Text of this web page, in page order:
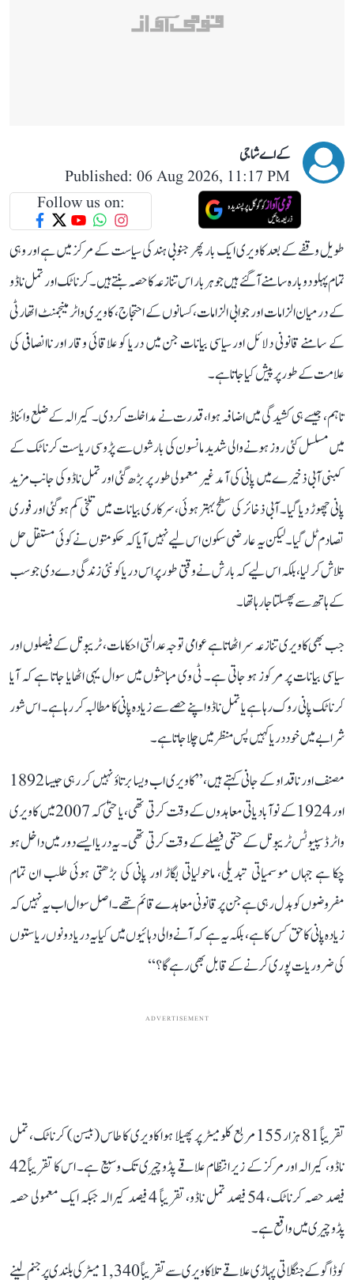
کے اے شاجی
Published: 06 Aug 2026, 11:17 PM
Follow us on:
طویل وقفے کے بعد کاویری ایک بار پھر جنوبی ہند کی سیاست کے مرکز میں ہے اور وہی
تمام پہلو دوبارہ سامنے آ گئے ہیں جو ہر بار اس تنازعہ کا حصہ بنتے ہیں۔ کرناٹک اور تمل ناڈو
کے درمیان الزامات اور جوابی الزامات، کسانوں کے احتجاج، کاویری واٹر مینجمنٹ اتھارٹی
کے سامنے قانونی دلائل اور سیاسی بیانات جن میں دریا کو علاقائی وقار اور ناانصافی کی
علامت کے طور پر پیش کیا جاتا ہے۔
تاہم، جیسے ہی کشیدگی میں اضافہ ہوا، قدرت نے مداخلت کر دی۔ کیرالہ کے ضلع وائناڈ
میں مسلسل کئی روز ہونے والی شدید مانسون کی بارشوں سے پڑوسی ریاست کرناٹک کے
کبنی آبی ذخیرے میں پانی کی آمد غیر معمولی طور پر بڑھ گئی اور تمل ناڈو کی جانب مزید
پانی چھوڑ دیا گیا۔ آبی ذخائر کی سطح بہتر ہوئی، سرکاری بیانات میں تلخی کم ہو گئی اور فوری
تصادم ٹل گیا۔ لیکن یہ عارضی سکون اس لیے نہیں آیا کہ حکومتوں نے کوئی مستقل حل
تلاش کر لیا، بلکہ اس لیے کہ بارش نے وقتی طور پر اس دریا کو نئی زندگی دے دی جو سب
کے ہاتھ سے پھسلتا جا رہا تھا۔
جب بھی کاویری تنازعہ سر اٹھاتا ہے عوامی توجہ عدالتی احکامات، ٹریبونل کے فیصلوں اور
سیاسی بیانات پر مرکوز ہو جاتی ہے۔ ٹی وی مباحثوں میں سوال یہی اٹھایا جاتا ہے کہ آیا
کرناٹک پانی روک رہا ہے یا تمل ناڈو اپنے حصے سے زیادہ پانی کا مطالبہ کر رہا ہے۔ اس شور
شرابے میں خود دریا کہیں پس منظر میں چلا جاتا ہے۔
مصنف اور ناقد او کے جانی کہتے ہیں، ’’کاویری اب ویسا برتاؤ نہیں کر رہی جیسا 1892
اور 1924 کے نوآبادیاتی معاہدوں کے وقت کرتی تھی، یا حتیٰ کہ 2007 میں کاویری
واٹر ڈسپیوٹس ٹریبونل کے حتمی فیصلے کے وقت کرتی تھی۔ یہ دریا ایسے دور میں داخل ہو
چکا ہے جہاں موسمیاتی تبدیلی، ماحولیاتی بگاڑ اور پانی کی بڑھتی ہوئی طلب ان تمام
مفروضوں کو بدل رہی ہے جن پر قانونی معاہدے قائم تھے۔ اصل سوال اب یہ نہیں کہ
زیادہ پانی کا حق کس کا ہے، بلکہ یہ ہے کہ آنے والی دہائیوں میں کیا یہ دریا دونوں ریاستوں
کی ضروریات پوری کرنے کے قابل بھی رہے گا؟‘‘
ADVERTISEMENT
تقریباً 81 ہزار 155 مربع کلومیٹر پر پھیلا ہوا کاویری کا طاس (بیسن) کرناٹک، تمل
ناڈو، کیرالہ اور مرکز کے زیر انتظام علاقے پڈوچیری تک وسیع ہے۔ اس کا تقریباً 42
فیصد حصہ کرناٹک، 54 فیصد تمل ناڈو، تقریباً 4 فیصد کیرالہ جبکہ ایک معمولی حصہ
پڈوچیری میں واقع ہے۔
کوڈاگو کے جنگلاتی پہاڑی علاقے تلاکاویری سے تقریباً 1,340 میٹر کی بلندی پر جنم لینے